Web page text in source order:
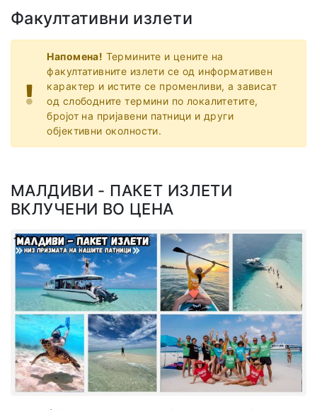
Факултативни излети
Напомена! Термините и цените на
факултативните излети се од информативен
карактер и истите се променливи, а зависат
од слободните термини по локалитетите,
бројот на пријавени патници и други
објективни околности.
МАЛДИВИ - ПАКЕТ ИЗЛЕТИ
ВКЛУЧЕНИ ВО ЦЕНА